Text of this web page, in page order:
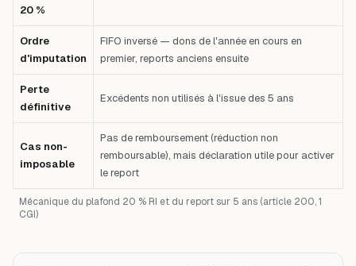
Mécanique du plafond 20 % RI et du report sur 5 ans (article 200, 1
CGI)
20 %
Ordre
d'imputation
FIFO inversé — dons de l'année en cours en
premier, reports anciens ensuite
Perte
définitive
Excédents non utilisés à l'issue des 5 ans
Cas non-
imposable
Pas de remboursement (réduction non
remboursable), mais déclaration utile pour activer
le report